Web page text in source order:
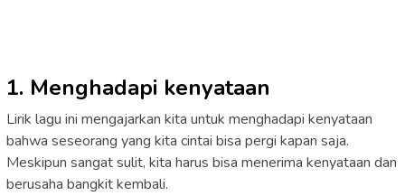
1. Menghadapi kenyataan
Lirik lagu ini mengajarkan kita untuk menghadapi kenyataan
bahwa seseorang yang kita cintai bisa pergi kapan saja.
Meskipun sangat sulit, kita harus bisa menerima kenyataan dan
berusaha bangkit kembali.